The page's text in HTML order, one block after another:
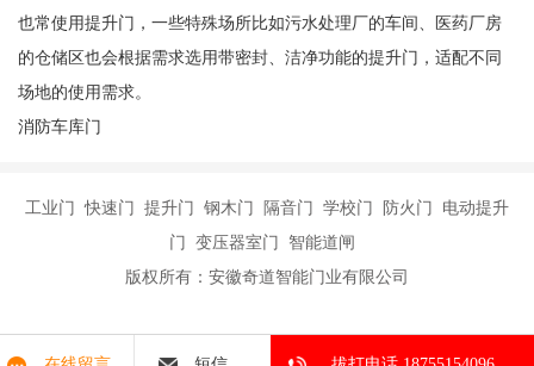
也常使用提升门，一些特殊场所比如污水处理厂的车间、医药厂房
的仓储区也会根据需求选用带密封、洁净功能的提升门，适配不同
场地的使用需求。
消防车库门
工业门 快速门 提升门 钢木门 隔音门 学校门 防火门 电动提升
门 变压器室门 智能道闸
版权所有：安徽奇道智能门业有限公司